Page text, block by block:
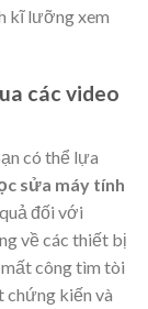
kĩ lưỡng xem
các video
có thể lựa
sửa máy tính
đối với
về các thiết bị
công tìm tòi
chứng kiến và